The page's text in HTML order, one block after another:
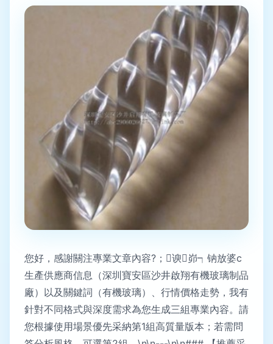
您好，感謝關注專業文章內容?；谀峁┑钠放婆c
生產供應商信息（深圳寶安區沙井啟翔有機玻璃制品
廠）以及關鍵詞（有機玻璃）、行情價格走勢，我有
針對不同格式與深度需求為您生成三組專業內容。請
您根據使用場景優先采納第1組高質量版本；若需問